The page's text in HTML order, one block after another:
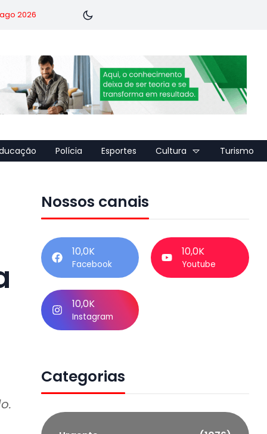
2026
Polícia Esportes Cultura Turismo
Nossos canais
10,0K
Facebook
10,0K
Youtube
10,0K
Instagram
Categorias